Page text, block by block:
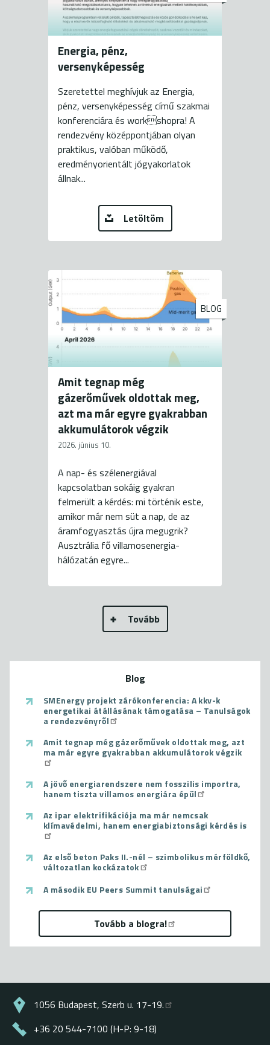
Energia, pénz,
versenyképesség
Szeretettel meghívjuk az Energia,
pénz, versenyképesség című szakmai
konferenciára és workshopra! A
rendezvény középpontjában olyan
praktikus, valóban működő,
eredményorientált jógyakorlatok
állnak...
Letöltöm
BLOG
Amit tegnap még
gázerőművek oldottak meg,
azt ma már egyre gyakrabban
akkumulátorok végzik
2026. június 10.
A nap- és szélenergiával
kapcsolatban sokáig gyakran
felmerült a kérdés: mi történik este,
amikor már nem süt a nap, de az
áramfogyasztás újra megugrik?
Ausztrália fő villamosenergia-
hálózatán egyre...
Tovább
Blog
SMEnergy projekt zárókonferencia: A kkv-k
energetikai átállásának támogatása – Tanulságok
a rendezvényről
Amit tegnap még gázerőművek oldottak meg, azt
ma már egyre gyakrabban akkumulátorok végzik
A jövő energiarendszere nem fosszilis importra,
hanem tiszta villamos energiára épül
Az ipar elektrifikációja ma már nemcsak
klímavédelmi, hanem energiabiztonsági kérdés is
Az első beton Paks II.-nél – szimbolikus mérföldkő,
változatlan kockázatok
A második EU Peers Summit tanulságai
Tovább a blogra!
1056 Budapest, Szerb u. 17-19.
+36 20 544-7100 (H-P: 9-18)